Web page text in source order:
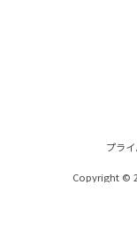
プラ
Copyright ©